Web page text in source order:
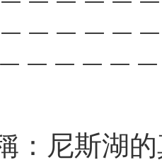
：尼斯湖